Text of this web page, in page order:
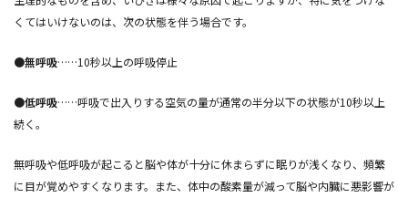
くてはいけないのは、次の状態を伴う場合です。
●無呼吸……10秒以上の呼吸停止
●低呼吸……呼吸で出入りする空気の量が通常の半分以下の状態が10秒以上
続く。
無呼吸や低呼吸が起こると脳や体が十分に休まらずに眠りが浅くなり、頻繁
に目が覚めやすくなります。また、体中の酸素量が減って脳や内臓に悪影響が